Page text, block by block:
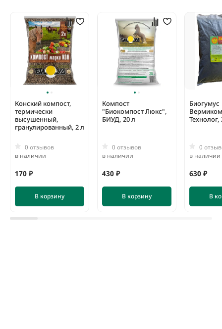
Конский компост,
термически
высушенный,
гранулированный, 2 л
0 отзывов
в наличии
170 ₽
В корзину
Компост
"Биокомпост Люкс",
БИУД, 20 л
0 отзывов
в наличии
430 ₽
В корзину
Биогумус
Технолог,
0
в наличии
630 ₽
В